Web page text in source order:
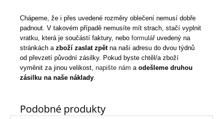
Chápeme, že i přes uvedené rozměry oblečení nemusí dobře
padnout. V takovém případě nemusíte mít strach, stačí vyplnit
vratku, která je součástí faktury, nebo formulář uvedený na
stránkách a zboží zaslat zpětna naši adresu do dvou týdnů
od převzetí původní zásilky. Pokud byste chtěl/a zboží
vyměnit za jinou velikost, napište nám a odešleme druhou
zásilku na naše náklady